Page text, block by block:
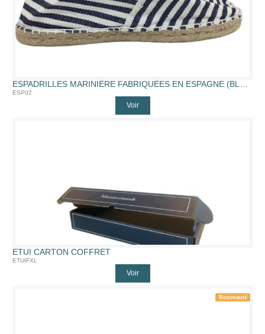
ESPADRILLES MARINIÈRE FABRIQUÉES EN ESPAGNE (BLMMAR)
ESP02
Voir
ETUI CARTON COFFRET
ETUIFXL
Voir
Nouveauté